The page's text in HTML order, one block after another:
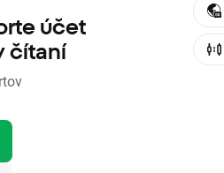
účet
čítaní